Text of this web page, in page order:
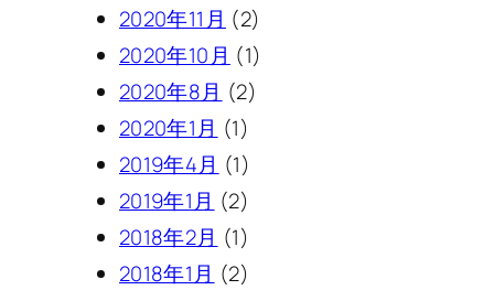
2020年11月 (2)
2020年10月 (1)
2020年8月 (2)
2020年1月 (1)
2019年4月 (1)
2019年1月 (2)
2018年2月 (1)
2018年1月 (2)